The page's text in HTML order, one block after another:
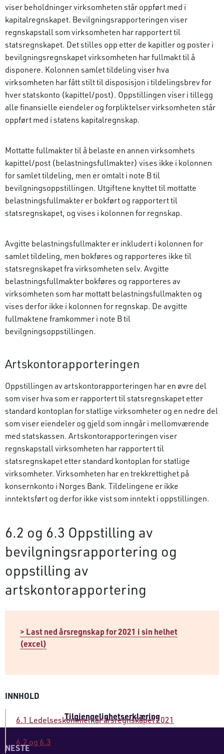
viser beholdninger virksomheten står oppført med i
kapitalregnskapet. Bevilgnings­rapporteringen viser
regnskapstall som virksomheten har rapportert til
statsregnskapet. Det stilles opp etter de kapitler og poster i
bevilgningsregnskapet virksomheten har fullmakt til å
disponere. Kolonnen samlet tildeling viser hva
virksomheten har fått stilt til disposisjon i tildelingsbrev for
hver statskonto (kapittel/post). Oppstillingen viser i tillegg
alle finansielle eiendeler og forpliktelser virksomheten står
oppført med i statens kapitalregnskap.
Mottatte fullmakter til å belaste en annen virksomhets
kapittel/post (belastningsfullmakter) vises ikke i kolonnen
for samlet tildeling, men er omtalt i note B til
bevilgningsoppstillingen. Utgiftene knyttet til mottatte
belastningsfullmakter er bokført og rapportert til
statsregnskapet, og vises i kolonnen for regnskap.
Avgitte belastningsfullmakter er inkludert i kolonnen for
samlet tildeling, men bokføres og rapporteres ikke til
statsregnskapet fra virksomheten selv. Avgitte
belastningsfullmakter bokføres og rapporteres av
virksomheten som har mottatt belastningsfullmakten og
vises derfor ikke i kolonnen for regnskap. De avgitte
fullmaktene framkommer i note B til
bevilgningsoppstillingen.
Artskontorapporteringen
Oppstillingen av artskontorapporteringen har en øvre del
som viser hva som er rapportert til statsregnskapet etter
standard kontoplan for statlige virksomheter og en nedre del
som viser eiendeler og gjeld som inngår i mellomværende
med statskassen. Artskonto­rapporteringen viser
regnskapstall virksomheten har rapportert til
statsregnskapet etter standard kontoplan for statlige
virksomheter. Virksomheten har en trekkrettighet på
konsernkonto i Norges Bank. Tildelingene er ikke
inntektsført og derfor ikke vist som inntekt i oppstillingen.
6.2 og 6.3 Oppstilling av
bevilgningsrapportering og
oppstilling av
artskontorapportering
> Last ned årsregnskap for 2021 i sin helhet
(excel)
INNHOLD
6.1 Ledelseskommentar årsregnskapet 2021
6.2 og 6.3
Tilgjengelighetserklæring
NESTE